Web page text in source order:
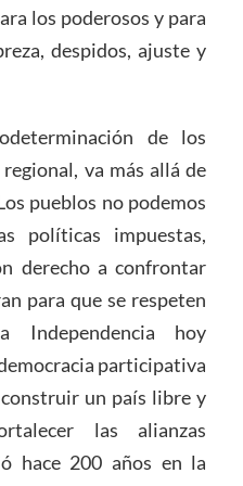
los poderosos y para
despidos, ajuste y
de los
va más allá de
pueblos no podemos
políticas impuestas,
derecho a confrontar
para que se respeten
Independencia hoy
participativa
un país libre y
las alianzas
hace 200 años en la